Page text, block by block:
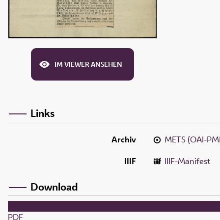
IM VIEWER ANSEHEN
Links
Archiv
METS (OAI-
IIIF
IIIF-Manifest
Download
PDF